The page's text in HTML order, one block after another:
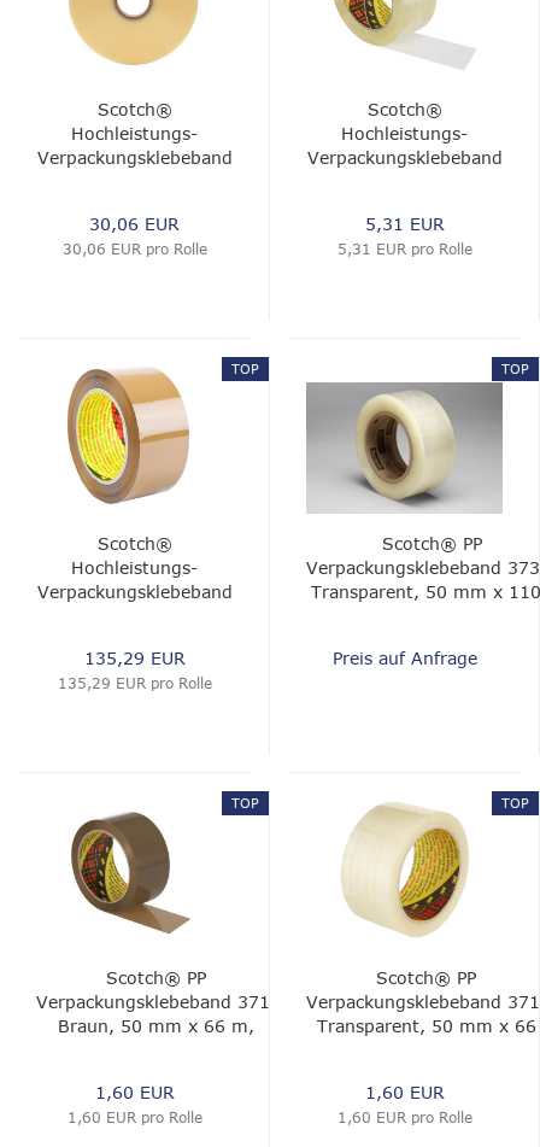
Scotch®
Hochleistungs-
Verpackungsklebeband
mm
30,06 EUR
30,06 EUR pro Rolle
Scotch®
Hochleistungs-
Verpackungsklebeband
5,31 EUR
5,31 EUR pro Rolle
TOP
Scotch®
Hochleistungs-
Verpackungsklebeband
0.075 mm
135,29 EUR
135,29 EUR pro Rolle
TOP
Scotch® PP
Verpackungsklebeband
Transparent, 50 mm x
Preis auf Anfrage
TOP
Scotch® PP
Verpackungsklebeband 371,
Braun, 50 mm x 66 m,
1,60 EUR
1,60 EUR pro Rolle
TOP
Scotch® PP
Verpackungsklebeband
Transparent, 50 mm x 66
1,60 EUR
1,60 EUR pro Rolle